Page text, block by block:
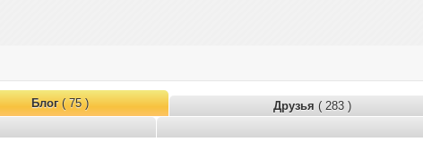
Блог( 75 ) Друзья ( 283 )